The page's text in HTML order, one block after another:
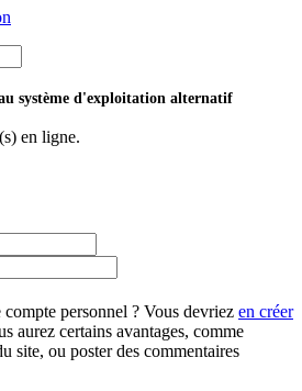
système d'exploitation alternatif
en ligne.
personnel ? Vous devriez en créer
aurez certains avantages, comme
site, ou poster des commentaires